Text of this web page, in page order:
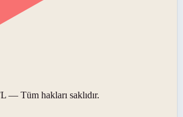
— Tüm hakları saklıdır.